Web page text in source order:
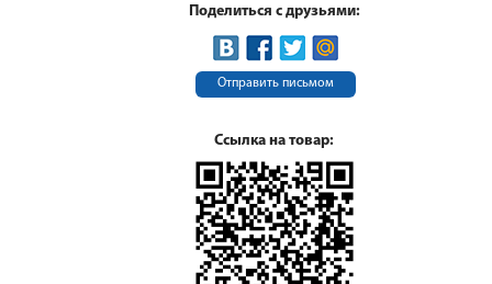
Поделиться с друзьями:
Отправить письмом
Ссылка на товар: